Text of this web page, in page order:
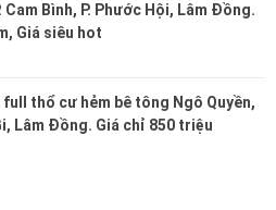
Cam Bình, P. Phước Hội, Lâm Đồng.
Giá siêu hot
full thổ cư hẻm bê tông Ngô Quyền,
Lâm Đồng. Giá chỉ 850 triệu